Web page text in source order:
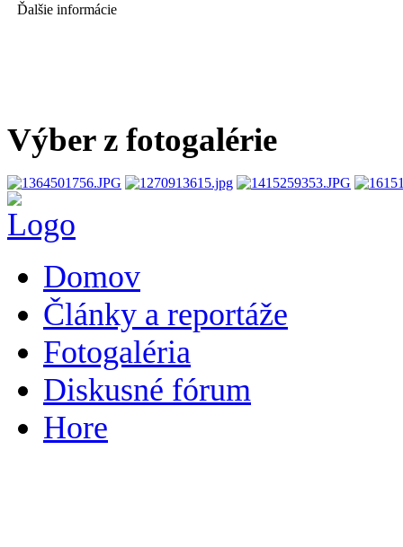
Ďalšie informácie
Výber z fotogalérie
Domov
Články a reportáže
Fotogaléria
Diskusné fórum
Hore